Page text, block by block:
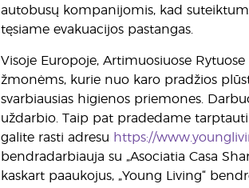
autobusų kompanijomis, kad
tęsiame evakuacijos pastangas.
Visoje Europoje, Artimuosiuose
žmonėms, kurie nuo karo pradžios
svarbiausias higienos priemones.
uždarbio. Taip pat pradedame
galite rasti adresu https://
bendradarbiauja su „Asociatia Casa
kaskart paaukojus, „Young Living“